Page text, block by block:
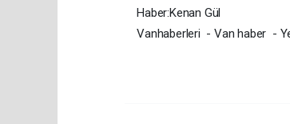
Haber:Kenan Gül
Vanhaberleri - Van haber -